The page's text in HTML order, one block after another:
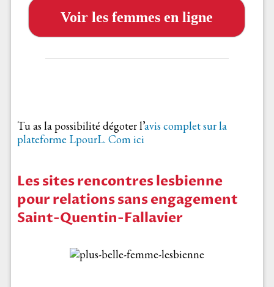
Voir les femmes en ligne
Tu as la possibilité dégoter l’avis complet sur la
plateforme LpourL. Com ici
Les sites rencontres lesbienne
pour relations sans engagement
Saint-Quentin-Fallavier